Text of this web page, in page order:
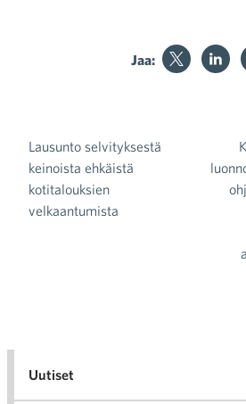
Jaa:
Artikkelien selaus
Lausunto selvityksestä
keinoista ehkäistä
kotitalouksien
velkaantumista
Uutiset